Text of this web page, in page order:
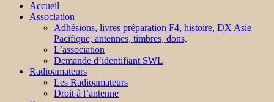
Accueil
Association
Adhésions, livres préparation F4, histoire, DX Asie
Pacifique, antennes, timbres, dons,
L’association
Demande d’identifiant SWL
Radioamateurs
Les Radioamateurs
Droit à l’antenne